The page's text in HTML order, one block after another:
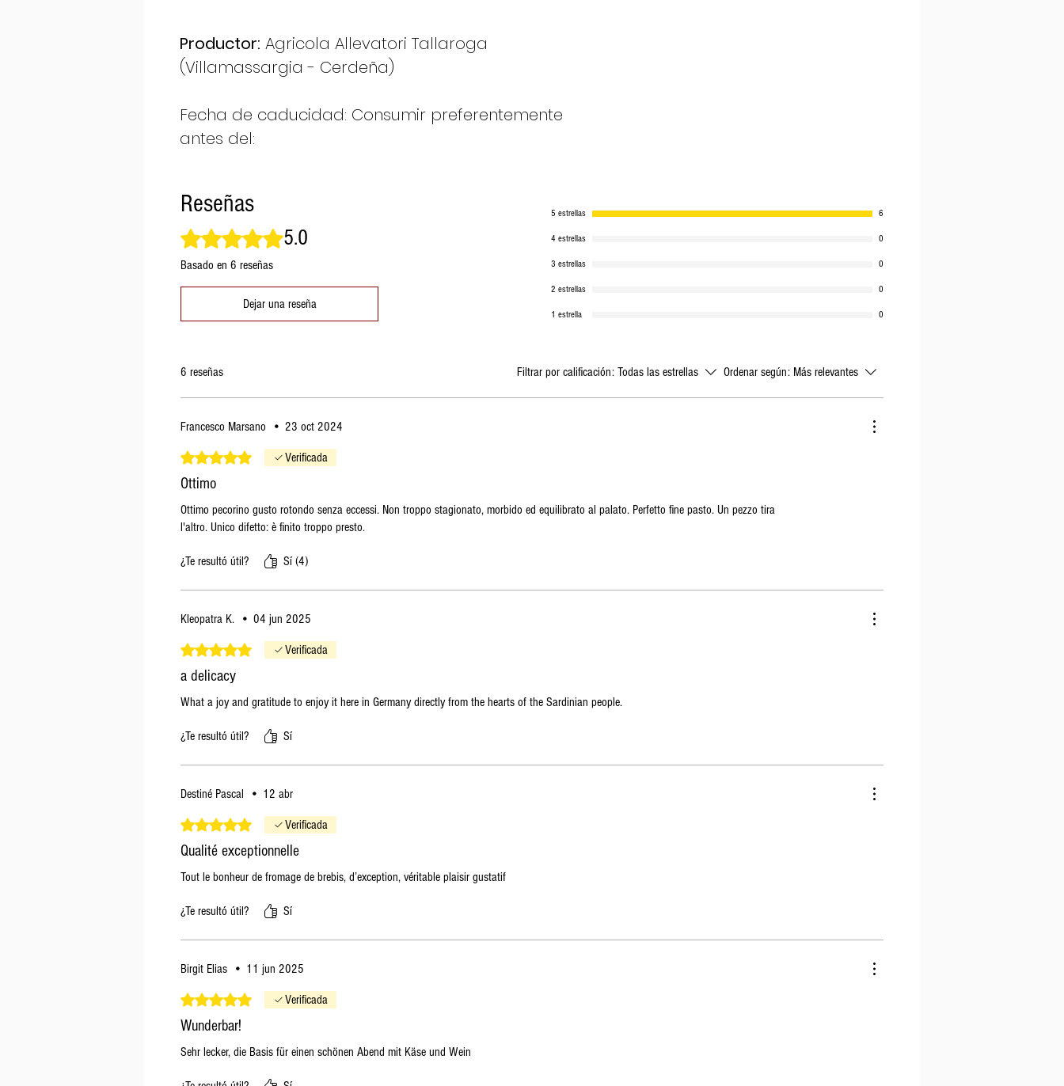
Productor: Agricola Allevatori Tallaroga
(Villamassargia - Cerdeña)
Fecha de caducidad: Consumir preferentemente
antes del:
Reseñas
Obtuvo 5 de 5 estrellas.
5.0
Basado en 6 reseñas
Dejar una reseña
5 estrellas 6
4 estrellas 0
3 estrellas 0
2 estrellas 0
1 estrella 0
6 reseñas Filtrar por calificación: Todas las estrellas Ordenar según: Más relevantes
Francesco Marsano • 23 oct 2024
Obtuvo 5 de 5 estrellas.
Verificada
Ottimo
Ottimo pecorino gusto rotondo senza eccessi. Non troppo stagionato, morbido ed equilibrato al palato. Perfetto fine pasto. Un pezzo tira
l'altro. Unico difetto: è finito troppo presto.
¿Te resultó útil? Sí (4)
Kleopatra K. • 04 jun 2025
Obtuvo 5 de 5 estrellas.
Verificada
a delicacy
What a joy and gratitude to enjoy it here in Germany directly from the hearts of the Sardinian people.
¿Te resultó útil? Sí
Destiné Pascal • 12 abr
Obtuvo 5 de 5 estrellas.
Verificada
Qualité exceptionnelle
Tout le bonheur de fromage de brebis, d’exception, véritable plaisir gustatif
¿Te resultó útil? Sí
Birgit Elias • 11 jun 2025
Obtuvo 5 de 5 estrellas.
Verificada
Wunderbar!
Sehr lecker, die Basis für einen schönen Abend mit Käse und Wein